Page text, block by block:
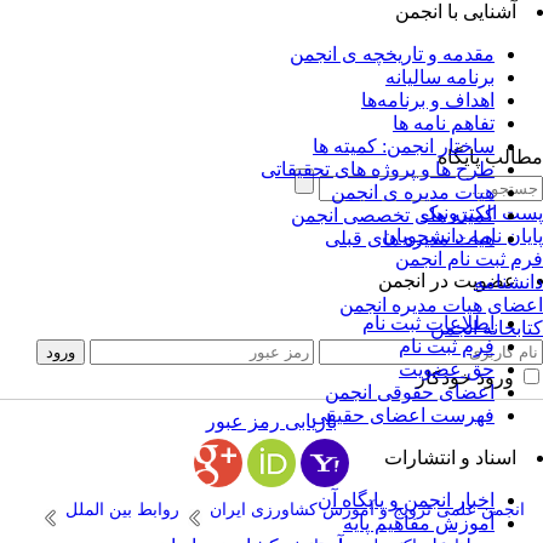
آشنایی با انجمن
مقدمه و تاریخچه ی انجمن
برنامه سالیانه
اهداف و برنامه‌ها
تفاهم نامه ها
ساختار انجمن: کمیته ها
طرح ها و پروژه های تحقیقاتی
هیات مدیره ی انجمن
کمیته های تخصصی انجمن
هیات مدیره های قبلی
عضویت در انجمن
اطلاعات ثبت نام
فرم ثبت نام
حق عضویت
اعضای حقوقی انجمن
فهرست اعضای حقیقی
اسناد و انتشارات
اخبار انجمن و پایگاه آن
آموزش مفاهیم پایه
پایگاه
الکترونیک
نامه دانشجویان
ثبت نام انجمن
هیات مدیره انجمن
انجمن
ورود خودکار
بازیابی رمز عبور
انجمن علمی ترویج و آموزش کشاورزی ایران
روابط بین الملل